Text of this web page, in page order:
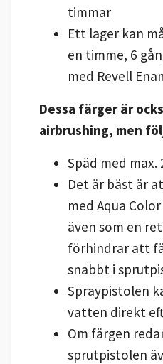
timmar
Ett lager kan
en timme, 6
med Revell
Dessa färger är
airbrushing, men
Späd med
Det är bäst är
med Aqua
även som en
förhindrar att
snabbt i
Spraypistolen
vatten direkt
Om färgen
sprutpistolen